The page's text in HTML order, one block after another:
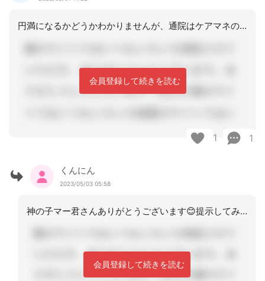
円満になるかどうかわかりませんが、通院はケアマネの業務ではない事を説明し、代替案
会員登録して続きを読む
1 1
くんにん
2023/05/03 05:58
神の子マー君さんありがとうございます😊提示してみます！
会員登録して続きを読む